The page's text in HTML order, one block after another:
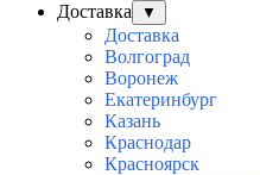
Доставка
▼
Доставка
Волгоград
Воронеж
Екатеринбург
Казань
Краснодар
Красноярск